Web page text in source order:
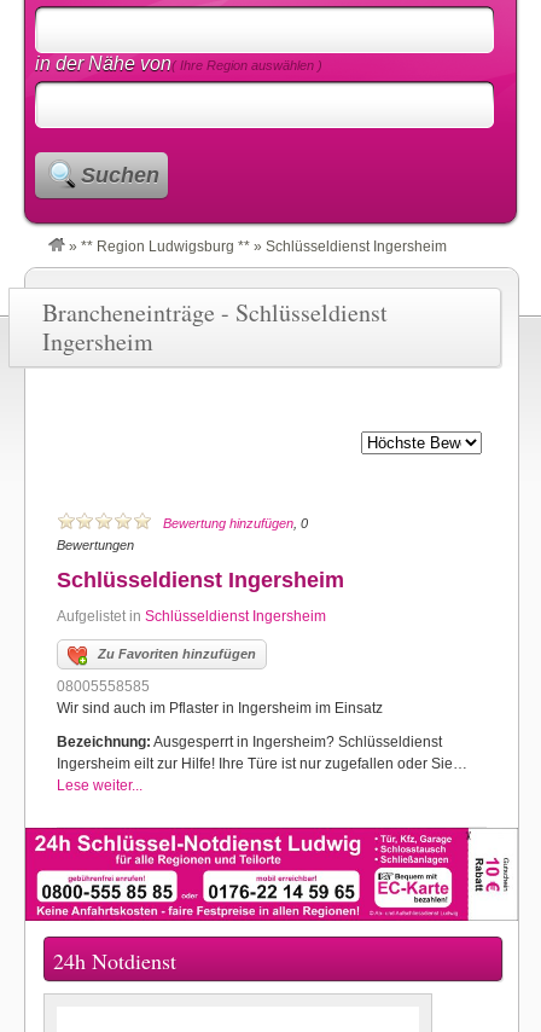
in der Nähe von( Ihre Region auswählen )
Suchen
» ** Region Ludwigsburg ** » Schlüsseldienst Ingersheim
Brancheneinträge - Schlüsseldienst
Ingersheim
Bewertung hinzufügen , 0
Bewertungen
Schlüsseldienst Ingersheim
Aufgelistet in Schlüsseldienst Ingersheim
Zu Favoriten hinzufügen
08005558585
Wir sind auch im Pflaster in Ingersheim im Einsatz
Bezeichnung: Ausgesperrt in Ingersheim? Schlüsseldienst
Ingersheim eilt zur Hilfe! Ihre Türe ist nur zugefallen oder Sie…
Lese weiter...
24h Notdienst